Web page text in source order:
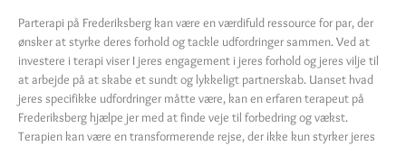
Parterapi på Frederiksberg kan være en værdifuld ressource for par, der
ønsker at styrke deres forhold og tackle udfordringer sammen. Ved at
investere i terapi viser I jeres engagement i jeres forhold og jeres vilje til
at arbejde på at skabe et sundt og lykkeligt partnerskab. Uanset hvad
jeres specifikke udfordringer måtte være, kan en erfaren terapeut på
Frederiksberg hjælpe jer med at finde veje til forbedring og vækst.
Terapien kan være en transformerende rejse, der ikke kun styrker jeres